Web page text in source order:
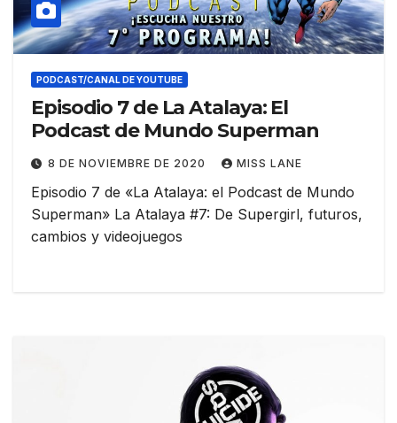
PODCAST/CANAL DE YOUTUBE
Episodio 7 de La Atalaya: El
Podcast de Mundo Superman
8 DE NOVIEMBRE DE 2020 MISS LANE
Episodio 7 de «La Atalaya: el Podcast de Mundo
Superman» La Atalaya #7: De Supergirl, futuros,
cambios y videojuegos